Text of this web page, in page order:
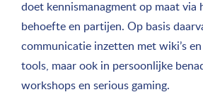
doet kennismanagment op maat via
behoefte en partijen. Op basis
communicatie inzetten met wiki’s
tools, maar ook in persoonlijke
workshops en serious gaming.